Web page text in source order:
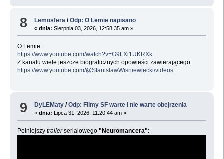
8 Lemosfera /Odp: O Lemie napisano
«dnia: Sierpnia 03, 2026, 12:58:35 am »
O Lemie:
https://www.youtube.com/watch?v=G9FXi1UKRXk
Z kanału wiele jeszcze biograficznych opowieści zawierającego:
https://www.youtube.com/@StanislawWisniewiecki/videos
9 DyLEMaty /Odp: Filmy SF warte i nie warte obejrzenia
«dnia: Lipca 31, 2026, 11:20:44 am »
Pełniejszy trailerserialowego "Neuromancera":